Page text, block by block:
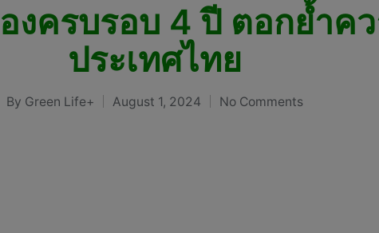
ครบรอบ 4 ปี ตอกย้ำคว
ประเทศไทย
Posted
By Green Life+ August 1, 2024 No Comments